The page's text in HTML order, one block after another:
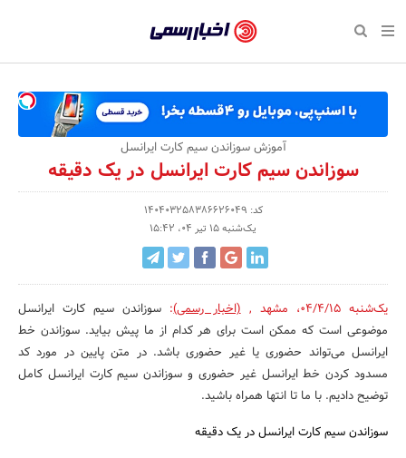
رسمی
-
اخبار
تایید
شده
شرکت‌ها،
سازمان‌ها
و
روابط
عمومی‌ها
بازگشت
صفحه نخست پایگاه خبری
اقتصادی
صفحه نخست اقتصادی
تجارت و بازار
کارآفرینی و استارتاپ
نفت، انرژی و صنایع
کسب و کار و خرده فروشی
صنایع غذایی و کشاورزی
اجتماعی
صفحه نخست اجتماعی
علم و آموزش
بهداشت و درمان
شهر و جامعه
محیط زیست
تبلیغات و روابط عمومی
صفحه نخست فرهنگی
رسانه‌ها
نشریات و کتاب
سینما و تئاتر
صنایع دستی
صفحه نخست ورزش
تازه‌های ورزش
مکان‌های ورزشی
تجهیزات ورزشی
صفحه نخست سبک زندگی
سلامت و زیبایی
روانشناسی و موفقیت
مد و لباس
رویداد
صفحه نخست رویداد
حراج و تخفیف
جشنواره، نمایشگاه و
مسابقه و فراخوان
آموزش سوزاندن سیم کارت ایرانسل
سوزاندن سیم کارت ایرانسل در یک دقیقه
کد: 140403258386626049
یک‌شنبه 15 تیر 04، 15:42
یک‌شنبه 04/4/15 ، مشهد ,(اخبار رسمی): سوزاندن سیم کارت ایرانسل
موضوعی است که ممکن است برای هر کدام از ما پیش بیاید. سوزاندن خط
ایرانسل می‌تواند حضوری یا غیر حضوری باشد. در متن پایین در مورد کد
مسدود کردن خط ایرانسل غیر حضوری و سوزاندن سیم کارت ایرانسل کامل
توضیح دادیم. با ما تا انتها همراه باشید.
سوزاندن سیم کارت ایرانسل در یک دقیقه